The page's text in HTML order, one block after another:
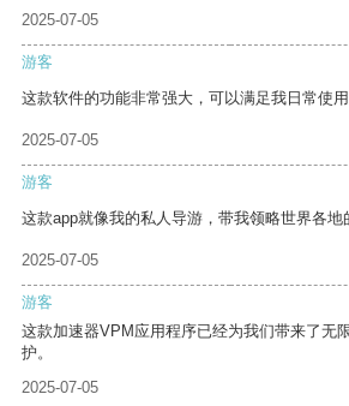
2025-07-05
游客
这款软件的功能非常强大，可以满足我日常使用
2025-07-05
游客
这款app就像我的私人导游，带我领略世界各地
2025-07-05
游客
这款加速器VPM应用程序已经为我们带来了无
护。
2025-07-05